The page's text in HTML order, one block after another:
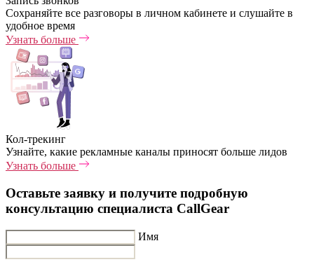
Сохраняйте все разговоры в личном кабинете и слушайте в
удобное время
Узнать больше
Кол-трекинг
Узнайте, какие рекламные каналы приносят больше лидов
Узнать больше
Оставьте заявку и получите подробную
консультацию специалиста CallGear
Имя